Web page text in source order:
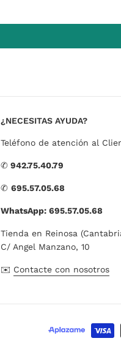
¿NECESITAS AYUDA?
Teléfono de atención al
✆ 942.75.40.79
✆ 695.57.05.68
WhatsApp: 695.57.05.68
Tienda en Reinosa
C/ Angel Manzano, 10
✉️ Contacte con nosotros